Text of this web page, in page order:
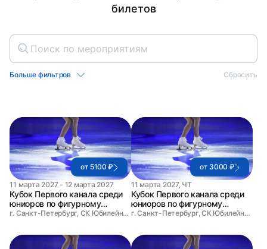
билетов
Больше фильтров Сбросить
от 5100 ₽
11 марта 2027 - 12 марта 2027
Кубок Первого канала среди
юниоров по фигурному
катанию. Абонемент на два г. Санкт-Петербург, СК Юбилейный
от 3000 ₽
11 марта 2027, ЧТ
Кубок Первого канала среди
юниоров по фигурному
катанию. День 1
г. Санкт-Петербург, СК Юбилейный